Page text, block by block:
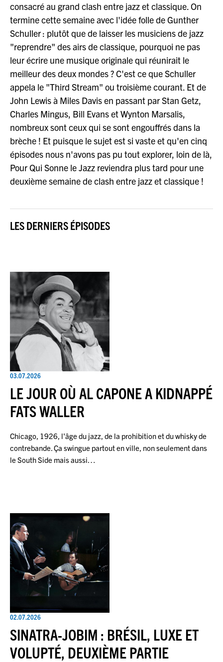
consacré au grand clash entre jazz et classique. On
termine cette semaine avec l'idée folle de Gunther
Schuller : plutôt que de laisser les musiciens de jazz
"reprendre" des airs de classique, pourquoi ne pas
leur écrire une musique originale qui réunirait le
meilleur des deux mondes ? C'est ce que Schuller
appela le "Third Stream" ou troisième courant. Et de
John Lewis à Miles Davis en passant par Stan Getz,
Charles Mingus, Bill Evans et Wynton Marsalis,
nombreux sont ceux qui se sont engouffrés dans la
brèche ! Et puisque le sujet est si vaste et qu'en cinq
épisodes nous n'avons pas pu tout explorer, loin de là,
Pour Qui Sonne le Jazz reviendra plus tard pour une
deuxième semaine de clash entre jazz et classique !
LES DERNIERS ÉPISODES
03.07.2026
LE JOUR OÙ AL CAPONE A KIDNAPPÉ
FATS WALLER
Chicago, 1926, l'âge du jazz, de la prohibition et du whisky de
contrebande. Ça swingue partout en ville, non seulement dans
le South Side mais aussi…
02.07.2026
SINATRA-JOBIM : BRÉSIL, LUXE ET
VOLUPTÉ, DEUXIÈME PARTIE